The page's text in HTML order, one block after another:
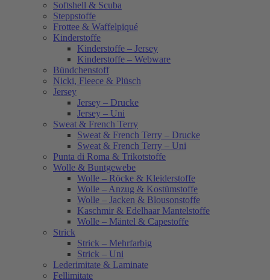
Softshell & Scuba
Steppstoffe
Frottee & Waffelpiqué
Kinderstoffe
Kinderstoffe – Jersey
Kinderstoffe – Webware
Bündchenstoff
Nicki, Fleece & Plüsch
Jersey
Jersey – Drucke
Jersey – Uni
Sweat & French Terry
Sweat & French Terry – Drucke
Sweat & French Terry – Uni
Punta di Roma & Trikotstoffe
Wolle & Buntgewebe
Wolle – Röcke & Kleiderstoffe
Wolle – Anzug & Kostümstoffe
Wolle – Jacken & Blousonstoffe
Kaschmir & Edelhaar Mantelstoffe
Wolle – Mäntel & Capestoffe
Strick
Strick – Mehrfarbig
Strick – Uni
Lederimitate & Laminate
Fellimitate